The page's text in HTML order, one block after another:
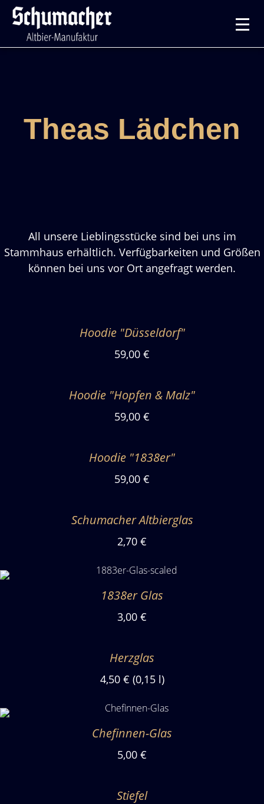
Theas Lädchen
All unsere Lieblingsstücke sind bei uns im
Stammhaus erhältlich. Verfügbarkeiten und Größen
können bei uns vor Ort angefragt werden.
Hoodie "Düsseldorf"
59,00 €
Hoodie "Hopfen & Malz"
59,00 €
Hoodie "1838er"
59,00 €
Schumacher Altbierglas
2,70 €
1838er Glas
3,00 €
Herzglas
4,50 € (0,15 l)
Chefinnen-Glas
5,00 €
Stiefel